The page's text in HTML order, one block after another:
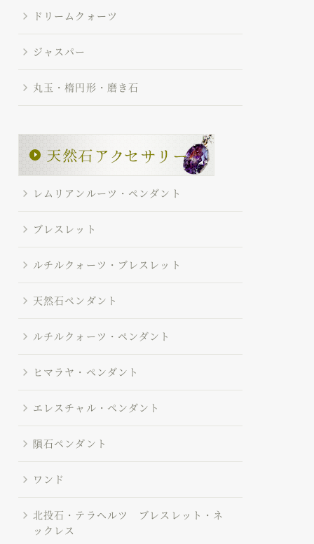
ドリームクォーツ
ジャスパー
丸玉・楕円形・磨き石
レムリアンルーツ・ペンダント
ブレスレット
ルチルクォーツ・ブレスレット
天然石ペンダント
ルチルクォーツ・ペンダント
ヒマラヤ・ペンダント
エレスチャル・ペンダント
隕石ペンダント
ワンド
北投石・テラヘルツ ブレスレット・ネ
ックレス